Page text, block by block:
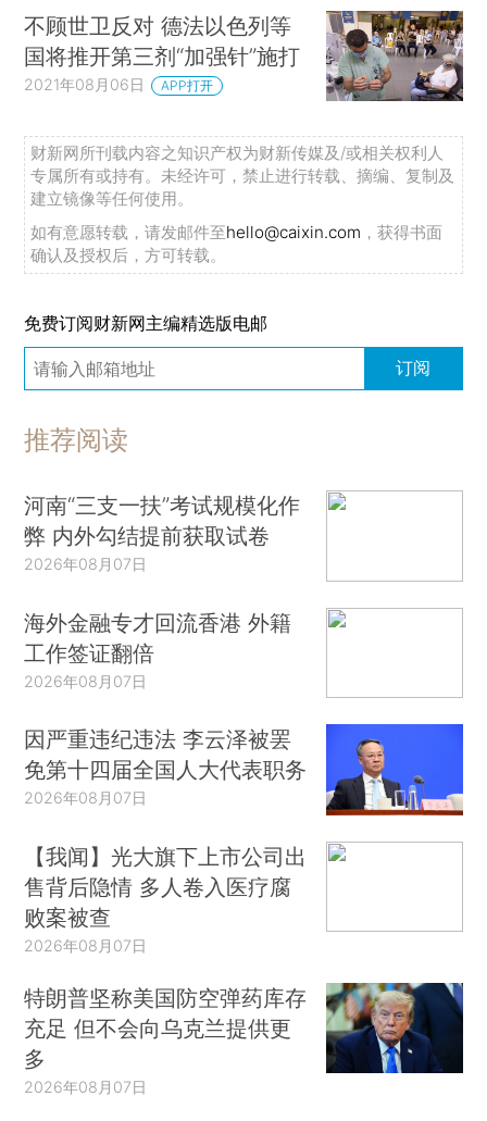
不顾世卫反对 德法以色列等
国将推开第三剂“加强针”施打
2021年08月06日 APP打开
财新网所刊载内容之知识产权为财新传媒及/或相关权利人
专属所有或持有。未经许可，禁止进行转载、摘编、复制及
建立镜像等任何使用。
如有意愿转载，请发邮件至hello@caixin.com ，获得书面
确认及授权后，方可转载。
免费订阅财新网主编精选版电邮
订阅
推荐阅读
河南“三支一扶”考试规模化作
弊 内外勾结提前获取试卷
2026年08月07日
海外金融专才回流香港 外籍
工作签证翻倍
2026年08月07日
因严重违纪违法 李云泽被罢
免第十四届全国人大代表职务
2026年08月07日
【我闻】光大旗下上市公司出
售背后隐情 多人卷入医疗腐
败案被查
2026年08月07日
特朗普坚称美国防空弹药库存
充足 但不会向乌克兰提供更
多
2026年08月07日